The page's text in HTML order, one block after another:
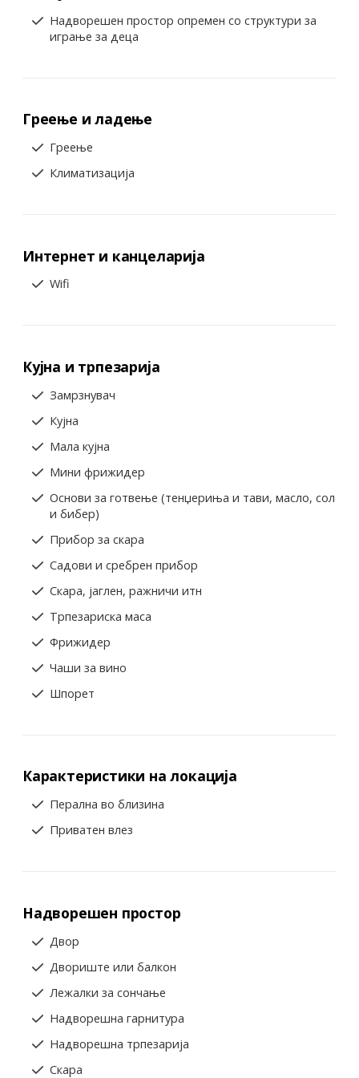
Надворешен простор опремен со структури за
играње за деца
Греење и ладење
Греење
Климатизација
Интернет и канцеларија
Wifi
Кујна и трпезарија
Замрзнувач
Кујна
Мала кујна
Мини фрижидер
Основи за готвење (тенџериња и тави, масло, сол
и бибер)
Прибор за скара
Садови и сребрен прибор
Скара, јаглен, ражничи итн
Трпезариска маса
Фрижидер
Чаши за вино
Шпорет
Карактеристики на локација
Перална во близина
Приватен влез
Надворешен простор
Двор
Двориште или балкон
Лежалки за сончање
Надворешна гарнитура
Надворешна трпезарија
Скара